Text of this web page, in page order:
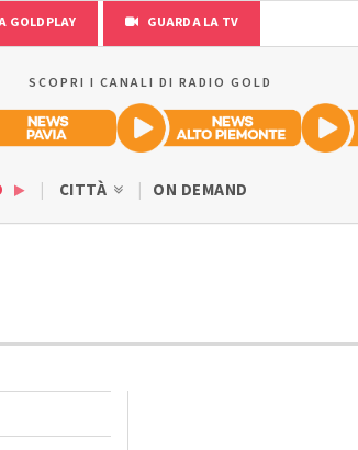
GOLDPLAY GUARDA LA TV
SCOPRI I CANALI DI RADIO GOLD
CITTÀ ON DEMAND